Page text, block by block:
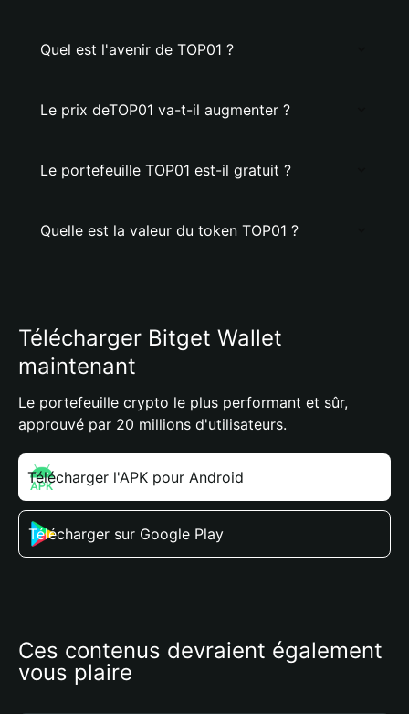
Quel est l'avenir de TOP01 ?
Le prix deTOP01 va-t-il augmenter ?
Le portefeuille TOP01 est-il gratuit ?
Quelle est la valeur du token TOP01 ?
Télécharger Bitget Wallet
maintenant
Le portefeuille crypto le plus performant et sûr,
approuvé par 20 millions d'utilisateurs.
Télécharger l'APK pour Android
Télécharger sur Google Play
Ces contenus devraient également
vous plaire